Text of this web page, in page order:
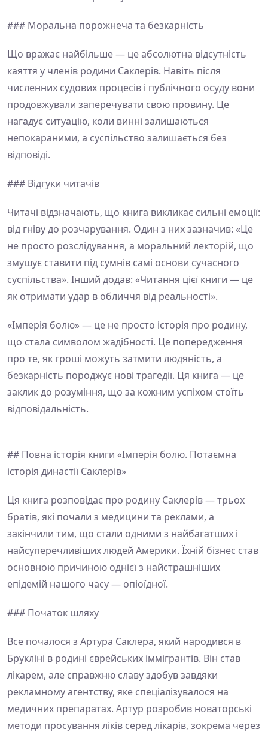
### Моральна порожнеча та безкарність
Що вражає найбільше — це абсолютна відсутність
каяття у членів родини Саклерів. Навіть після
численних судових процесів і публічного осуду вони
продовжували заперечувати свою провину. Це
нагадує ситуацію, коли винні залишаються
непокараними, а суспільство залишається без
відповіді.
### Відгуки читачів
Читачі відзначають, що книга викликає сильні емоції:
від гніву до розчарування. Один з них зазначив: «Це
не просто розслідування, а моральний лекторій, що
змушує ставити під сумнів самі основи сучасного
суспільства». Інший додав: «Читання цієї книги — це
як отримати удар в обличчя від реальності».
«Імперія болю» — це не просто історія про родину,
що стала символом жадібності. Це попередження
про те, як гроші можуть затмити людяність, а
безкарність породжує нові трагедії. Ця книга — це
заклик до розуміння, що за кожним успіхом стоїть
відповідальність.
## Повна історія книги «Імперія болю. Потаємна
історія династії Саклерів»
Ця книга розповідає про родину Саклерів — трьох
братів, які почали з медицини та реклами, а
закінчили тим, що стали одними з найбагатших і
найсуперечливіших людей Америки. Їхній бізнес став
основною причиною однієї з найстрашніших
епідемій нашого часу — опіоїдної.
### Початок шляху
Все почалося з Артура Саклера, який народився в
Брукліні в родині єврейських іммігрантів. Він став
лікарем, але справжню славу здобув завдяки
рекламному агентству, яке спеціалізувалося на
медичних препаратах. Артур розробив новаторські
методи просування ліків серед лікарів, зокрема через